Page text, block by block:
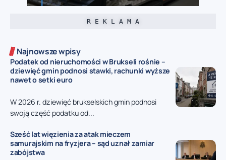
R E K L A M A
Najnowsze wpisy
Podatek od nieruchomości w Brukseli rośnie –
dziewięć gmin podnosi stawki, rachunki wyższe
nawet o setki euro
W 2026 r. dziewięć brukselskich gmin podnosi
swoją część podatku od...
Sześć lat więzienia za atak mieczem
samurajskim na fryzjera – sąd uznał zamiar
zabójstwa